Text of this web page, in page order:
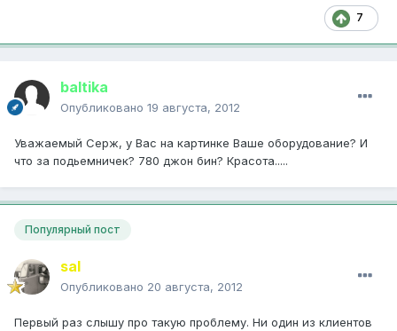
7
baltika
Опубликовано 19 августа, 2012
Уважаемый Серж, у Вас на картинке Ваше оборудование? И
что за подьемничек? 780 джон бин? Красота.....
Популярный пост
saI
Опубликовано 20 августа, 2012
Первый раз слышу про такую проблему. Ни один из клиентов